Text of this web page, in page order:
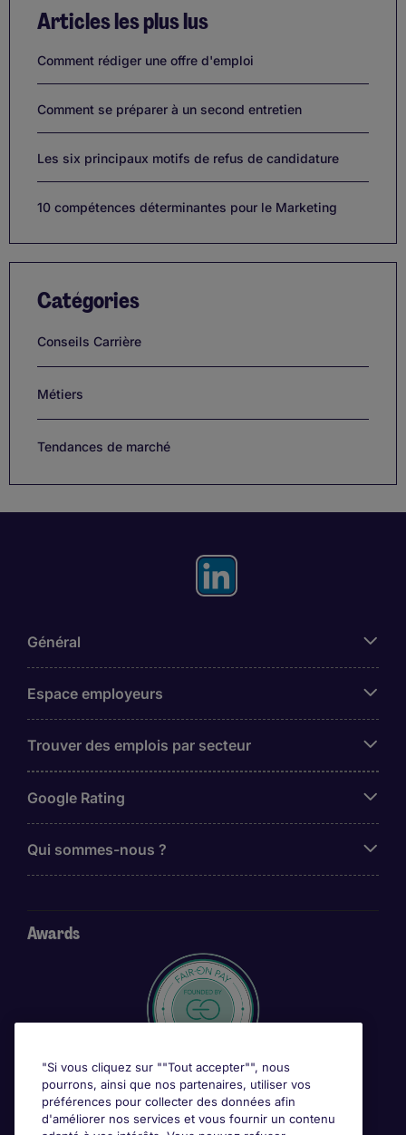
Articles les plus lus
Comment rédiger une offre d'emploi
Comment se préparer à un second entretien
Les six principaux motifs de refus de candidature
10 compétences déterminantes pour le Marketing
Catégories
Conseils Carrière
Métiers
Tendances de marché
Général
Espace employeurs
Trouver des emplois par secteur
Google Rating
Qui sommes-nous ?
Awards
"Si vous cliquez sur ""Tout accepter"", nous
pourrons, ainsi que nos partenaires, utiliser vos
préférences pour collecter des données afin
d'améliorer nos services et vous fournir un contenu